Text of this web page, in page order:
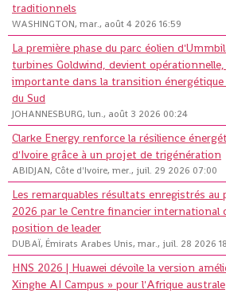
traditionnels
WASHINGTON, mar., août 4 2026 16:59
La première phase du parc éolien
turbines Goldwind, devient
importante dans la transition énergétique
du Sud
JOHANNESBURG, lun., août 3 2026 00:24
Clarke Energy renforce la résilience
d'Ivoire grâce à un projet de trigénération
ABIDJAN, Côte d'Ivoire, mer., juil. 29 2026 07:00
Les remarquables résultats enregistrés au
2026 par le Centre financier international
position de leader
DUBAÏ, Émirats Arabes Unis, mar., juil. 28 2026
HNS 2026 | Huawei dévoile la version
Xinghe AI Campus » pour l'Afrique australe